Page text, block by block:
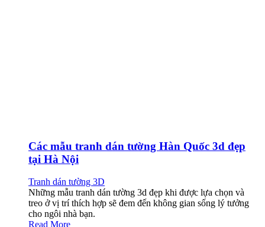
Các mẫu tranh dán tường Hàn Quốc 3d đẹp
tại Hà Nội
Tranh dán tường 3D
Những mẫu tranh dán tường 3d đẹp khi được lựa chọn và
treo ở vị trí thích hợp sẽ đem đến không gian sống lý tưởng
cho ngôi nhà bạn.
Read More